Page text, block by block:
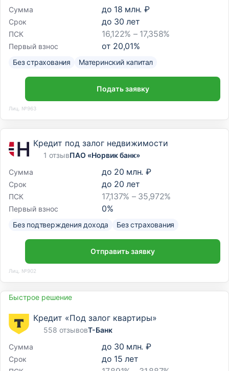
Сумма
до 18 млн. ₽
Срок до 30 лет
ПСК 16,122% – 17,358%
Первый взнос от 20,01%
Без страхования Материнский капитал
Подать заявку
Лиц. №963
Кредит под залог недвижимости
1 отзывПАО «Норвик банк»
Сумма
до 20 млн. ₽
Срок до 20 лет
ПСК 17,137% – 35,972%
Первый взнос 0%
Без подтверждения дохода Без страхования
Отправить заявку
Лиц. №902
Быстрое решение
Кредит «Под залог квартиры»
558 отзывовТ-Банк
Сумма
до 30 млн. ₽
Срок до 15 лет